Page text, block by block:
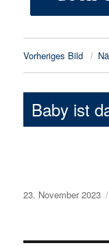
Vorheriges Bild
Baby ist
Veröffentlicht
23. November 2023